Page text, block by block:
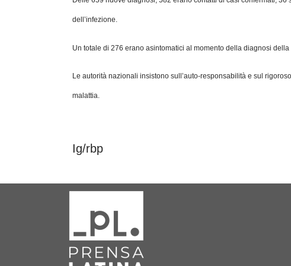
dell’infezione.
Un totale di 276 erano asintomatici al momento della diagnosi della
Le autorità nazionali insistono sull’auto-responsabilità e sul
malattia.
Ig/rbp